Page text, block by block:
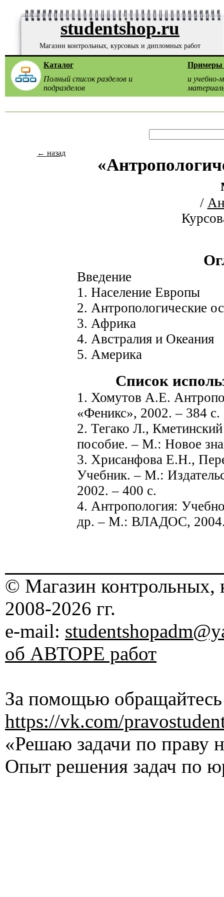
studentshop.ru
Магазин контрольных, курсовых и дипломных работ
Каталог
Полный список разделов и
подразделов
Примеры
и учебно-
← назад
/
Введение
1. Население Европы
2. Антропологические
3. Африка
4. Австралия и Океания
5. Америка
Список
1. Хомутов А.Е.
«Феникс», 2002. – 384 с.
2. Тегако Л.,
пособие. – М.: Новое
3. Хрисанфова Е.Н.,
Учебник. – М.:
2002. – 400 с.
4. Антропология:
др. – М.: ВЛАДОС, 2004.
© Магазин контрольных,
2008-2026 гг.
e-mail:
об АВТОРЕ работ
За помощью
https://vk.com/
«Решаю задачи по праву
Опыт решения задач по